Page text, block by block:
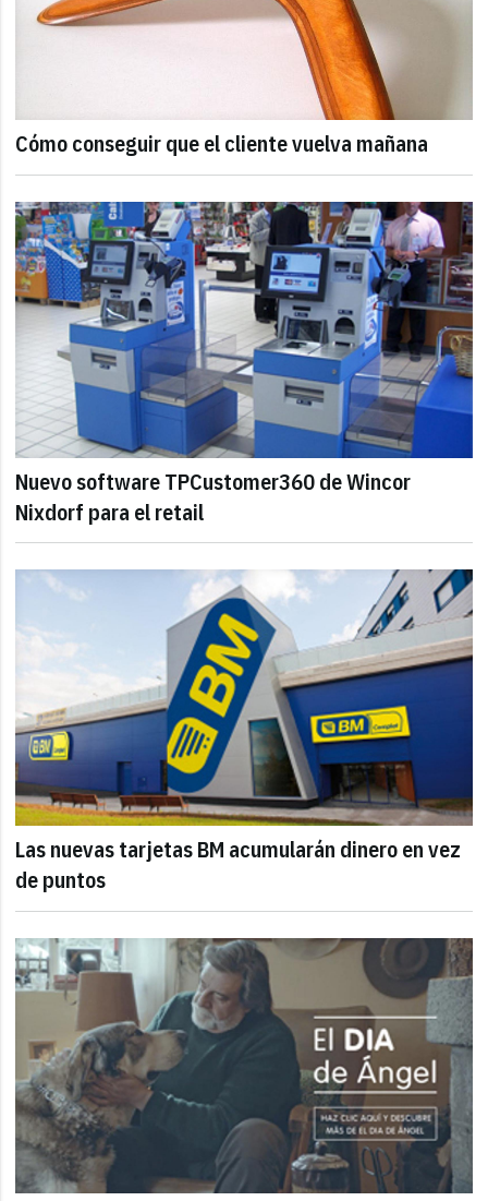
Cómo conseguir que el cliente vuelva mañana
Nuevo software TPCustomer360 de Wincor
Nixdorf para el retail
Las nuevas tarjetas BM acumularán dinero en vez
de puntos